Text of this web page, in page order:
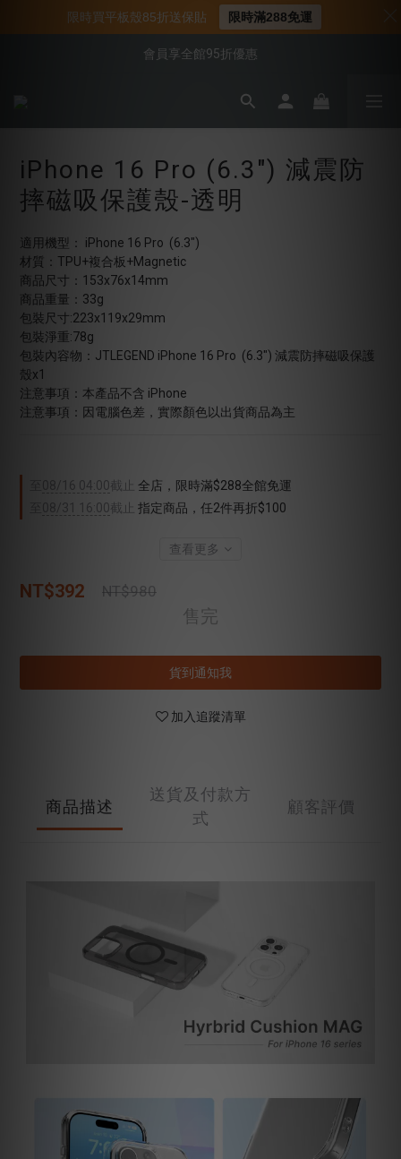
📍新客首購現折$50｜加入會員立即領取
📌年中下殺 手機殼3折起
會員享全館95折優惠
📍新客首購現折$50｜加入會員立即領取
iPhone 16 Pro (6.3") 減震防
摔磁吸保護殼-透明
適用機型： iPhone 16 Pro  (6.3")
材質：TPU+複合板+Magnetic
商品尺寸：153x76x14mm
商品重量：33g
包裝尺寸:223x119x29mm
包裝淨重:78g
包裝內容物：JTLEGEND iPhone 16 Pro  (6.3") 減震防摔磁吸保護
殼x1
注意事項：本產品不含 iPhone
注意事項：因電腦色差，實際顏色以出貨商品為主
08/16 04:00截止
全店，限時滿$288全館免運
08/31 16:00截止 指定商品，任2件再折$100
查看更多
NT$392 NT$980
售完
貨到通知我
加入追蹤清單
商品描述
送貨及付款方
式
顧客評價
限時買平板殼85折送保貼 限時滿288免運